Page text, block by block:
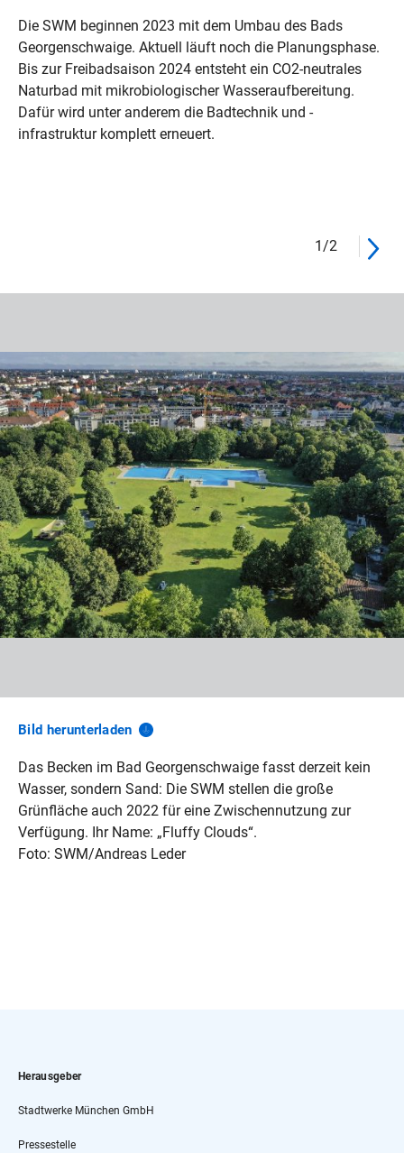
Die SWM beginnen 2023 mit dem Umbau des Bads
Georgenschwaige. Aktuell läuft noch die Planungsphase.
Bis zur Freibadsaison 2024 entsteht ein CO2-neutrales
Naturbad mit mikrobiologischer Wasseraufbereitung.
Dafür wird unter anderem die Badtechnik und -
infrastruktur komplett erneuert.
Bild herunterladen
Das Becken im Bad Georgenschwaige fasst derzeit kein
Wasser, sondern Sand: Die SWM stellen die große
Grünfläche auch 2022 für eine Zwischennutzung zur
Verfügung. Ihr Name: „Fluffy Clouds“.
Foto: SWM/Andreas Leder
Herausgeber
Stadtwerke München GmbH
Pressestelle